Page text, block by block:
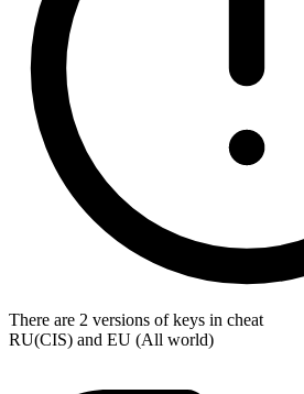
There are 2 versions of keys in cheat
RU(CIS) and EU (All world)